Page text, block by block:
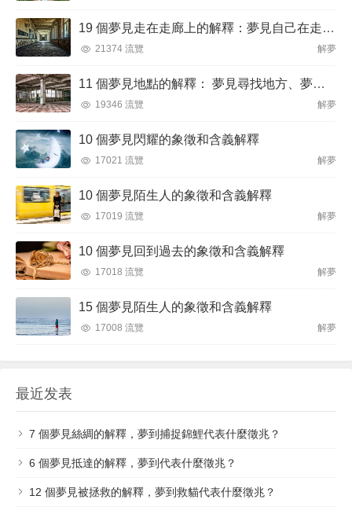
19 個夢見走在走廊上的解釋：夢見自己在走廊裡迷路、夢見在走廊被搶劫
21374 流覽 解夢
11 個夢見地點的解釋： 夢見尋找地方、夢見突然換地
19346 流覽 解夢
10 個夢見閃耀的象徵和含義解釋
17021 流覽 解夢
10 個夢見陌生人的象徵和含義解釋
17019 流覽 解夢
10 個夢見回到過去的象徵和含義解釋
17018 流覽 解夢
15 個夢見陌生人的象徵和含義解釋
17008 流覽 解夢
最近发表
7 個夢見絲綢的解釋，夢到捕捉錦鯉代表什麼徵兆？
6 個夢見抵達的解釋，夢到代表什麼徵兆？
12 個夢見被拯救的解釋，夢到救貓代表什麼徵兆？